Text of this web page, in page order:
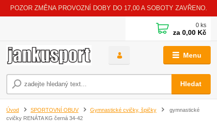
POZOR ZMĚNA PROVOZNÍ DOBY DO 17,00 A SOBOTY ZAVŘENO.
Menu
Hledat
0ks
za 0,00 Kč
Úvod SPORTOVNÍ OBUV Gymnastické cvičky, špičky
gymnastické
cvičky RENÁTA KG černá 34-42